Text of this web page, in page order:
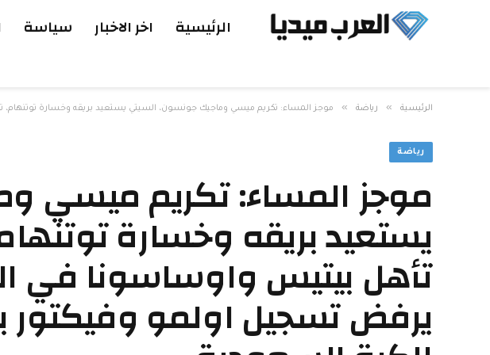
الرئيسية اخر الاخبار سياسة
الرئيسية » رياضة » موجز المساء: تكريم ميسي وماجيك جونسون، السيتي يستعيد بريقه وخسارة توتنهام، تعادل
رياضة
موجز المساء: تكريم ميسي
يستعيد بريقه وخسارة
تأهل بيتيس واوساسونا في
يرفض تسجيل اولمو وفيكتور